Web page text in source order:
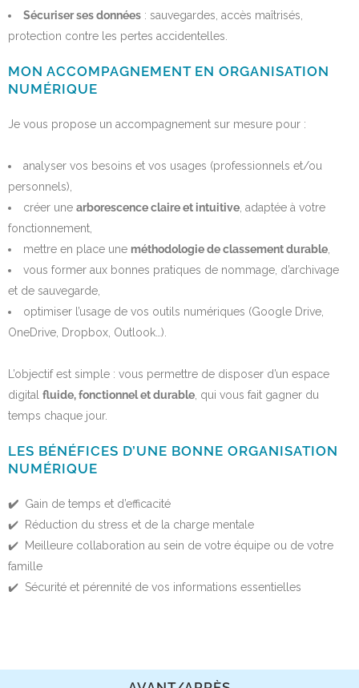
Sécuriser ses données : sauvegardes, accès maîtrisés,
protection contre les pertes accidentelles.
MON ACCOMPAGNEMENT EN ORGANISATION
NUMÉRIQUE
Je vous propose un accompagnement sur mesure pour :
analyser vos besoins et vos usages (professionnels et/ou
personnels),
créer une arborescence claire et intuitive , adaptée à votre
fonctionnement,
mettre en place une méthodologie de classement durable
vous former aux bonnes pratiques de nommage, d’archivage
et de sauvegarde,
optimiser l’usage de vos outils numériques (Google Drive,
OneDrive, Dropbox, Outlook…).
L’objectif est simple : vous permettre de disposer d’un espace
digital fluide, fonctionnel et durable , qui vous fait gagner du
temps chaque jour.
LES BÉNÉFICES D’UNE BONNE ORGANISATION
NUMÉRIQUE
✔️ Gain de temps et d’efficacité
✔️ Réduction du stress et de la charge mentale
✔️ Meilleure collaboration au sein de votre équipe ou de votre
famille
✔️ Sécurité et pérennité de vos informations essentielles